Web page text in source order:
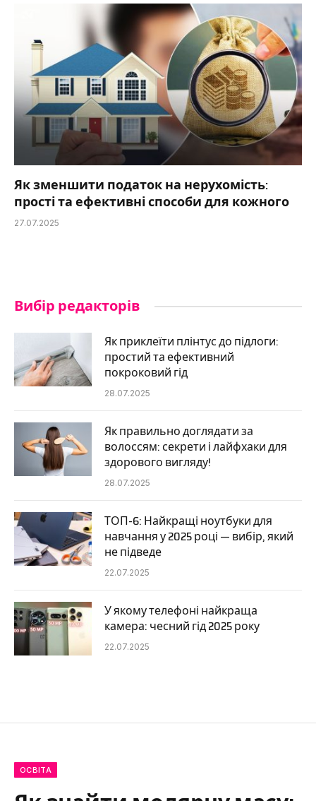
Як зменшити податок на нерухомість:
прості та ефективні способи для кожного
27.07.2025
Вибір редакторів
Як приклеїти плінтус до підлоги:
простий та ефективний
покроковий гід
28.07.2025
Як правильно доглядати за
волоссям: секрети і лайфхаки для
здорового вигляду!
28.07.2025
ТОП-6: Найкращі ноутбуки для
навчання у 2025 році — вибір, який
не підведе
22.07.2025
У якому телефоні найкраща
камера: чесний гід 2025 року
22.07.2025
ОСВІТА